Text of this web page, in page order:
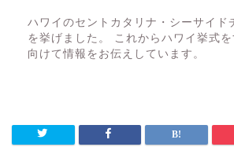
ハワイのセントカタリナ・シーサイド
を挙げました。 これからハワイ挙式
向けて情報をお伝えしています。